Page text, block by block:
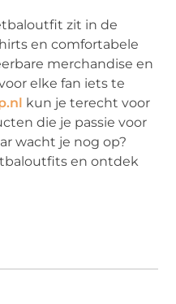
zit in de
en comfortabele
merchandise en
elke fan iets te
kun je terecht voor
die je passie voor
wacht je nog op?
en ontdek